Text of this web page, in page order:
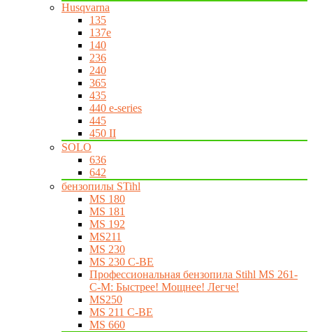
Husqvarna
135
137e
140
236
240
365
435
440 e-series
445
450 II
SOLO
636
642
бензопилы STihl
MS 180
MS 181
MS 192
MS211
MS 230
MS 230 C-BE
Профессиональная бензопила Stihl MS 261-
C-M: Быстрее! Мощнее! Легче!
MS250
MS 211 C-BE
MS 660